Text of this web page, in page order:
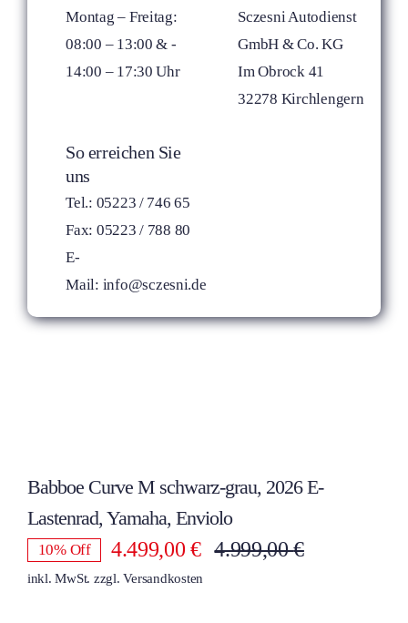
Montag – Freitag:
08:00 – 13:00 &­ ­
14:00 – 17:30 Uhr
Sczesni Autodienst
GmbH & Co. KG
Im Obrock 41
32278 Kirchlengern
So erreichen Sie
uns
Tel.: 05223 / 746 65
Fax: 05223 / 788 80
E-
Mail: info@sczesni.de
Babboe Curve M schwarz-grau, 2026 E-
Lastenrad, Yamaha, Enviolo
4.999,00€
4.499,00 €
Aktueller
10% Off
inkl. MwSt. zzgl.Versandkosten